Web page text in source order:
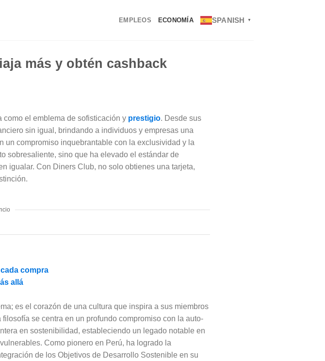
EMPLEOS ECONOMÍA SPANISH ▼
más y obtén cashback
como el emblema de sofisticación y prestigio. Desde sus
sin igual, brindando a individuos y empresas una
compromiso inquebrantable con la exclusividad y la
sobresaliente, sino que ha elevado el estándar de
igualar. Con Diners Club, no solo obtienes una tarjeta,
compra
allá
es el corazón de una cultura que inspira a sus miembros
se centra en un profundo compromiso con la auto-
en sostenibilidad, estableciendo un legado notable en
Como pionero en Perú, ha logrado la
de los Objetivos de Desarrollo Sostenible en su